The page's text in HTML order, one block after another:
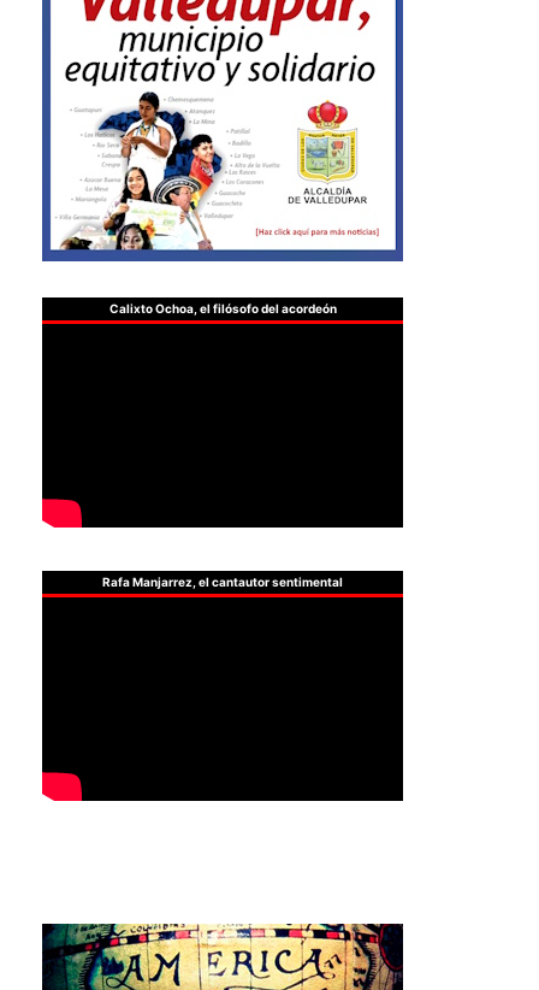
Calixto Ochoa, el filósofo del acordeón
Rafa Manjarrez, el cantautor sentimental